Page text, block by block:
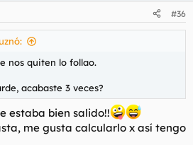
#36
nos quiten lo follao.
acabaste 3 veces?
estaba bien salido!!
me gusta calcularlo x así tengo